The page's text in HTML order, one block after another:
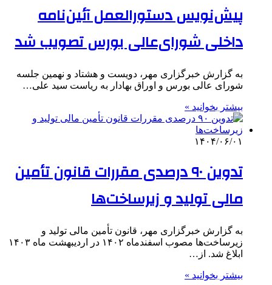
پیش‌نویس دستورالعمل آئین‌نامه
داخلی شورای‌عالی بورس تصویب شد
به گزارش خبرگزاری مهر، دویست و هشتاد و نهمین جلسه
شورای عالی بورس و اوراق بهادار به ریاست سید علی…
بیشتر بخوانید »
۱۴۰۴/۰۶/۰۱
تدوین ۹۰ درصدی مقررات قانون تأمین
مالی تولید و زیرساخت‌ها
به گزارش خبرگزاری مهر، قانون تأمین مالی تولید و
زیرساخت‌ها مصوب اسفندماه ۱۴۰۲ در اردیبهشت ماه ۱۴۰۳
ابلاغ شد. از…
بیشتر بخوانید »